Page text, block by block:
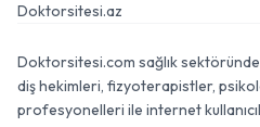
Doktorsitesi.az
Doktorsitesi.com sağlık
diş hekimleri, fizyoterapistler,
profesyonelleri ile internet